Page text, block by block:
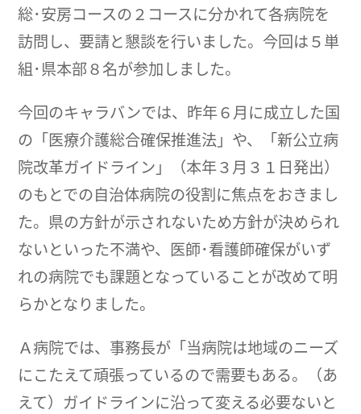
総･安房コースの２コースに分かれて各病院を
訪問し、要請と懇談を行いました。今回は５単
組･県本部８名が参加しました。
今回のキャラバンでは、昨年６月に成立した国
の「医療介護総合確保推進法」や、「新公立病
院改革ガイドライン」（本年３月３１日発出）
のもとでの自治体病院の役割に焦点をおきまし
た。県の方針が示されないため方針が決められ
ないといった不満や、医師･看護師確保がいず
れの病院でも課題となっていることが改めて明
らかとなりました。
Ａ病院では、事務長が「当病院は地域のニーズ
にこたえて頑張っているので需要もある。（あ
えて）ガイドラインに沿って変える必要ないと